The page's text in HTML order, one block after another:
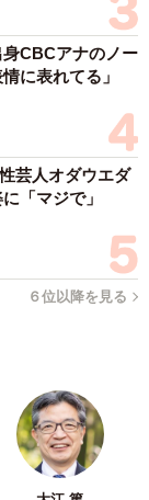
CBCアナのノー
に表れてる」
芸人オダウエダ
「マジで」
６位以降を見る